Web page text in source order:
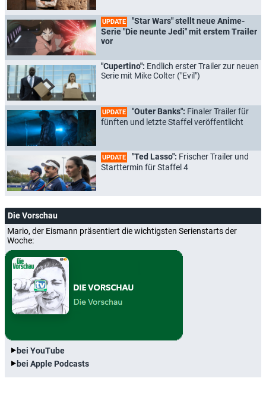
UPDATE
"Star Wars" stellt neue Anime-
Serie "Die neunte Jedi" mit erstem Trailer
vor
"Cupertino": Endlich erster Trailer zur neuen
Serie mit Mike Colter ("Evil")
UPDATE "Outer Banks": Finaler Trailer für
fünften und letzte Staffel veröffentlicht
UPDATE "Ted Lasso": Frischer Trailer und
Starttermin für Staffel 4
Die Vorschau
Mario, der Eismann präsentiert die wichtigsten Serienstarts der
Woche:
bei YouTube
bei Apple Podcasts